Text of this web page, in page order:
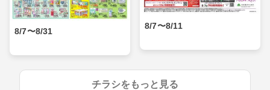
8/7〜8/31
8/7〜8/11
チラシをもっと見る